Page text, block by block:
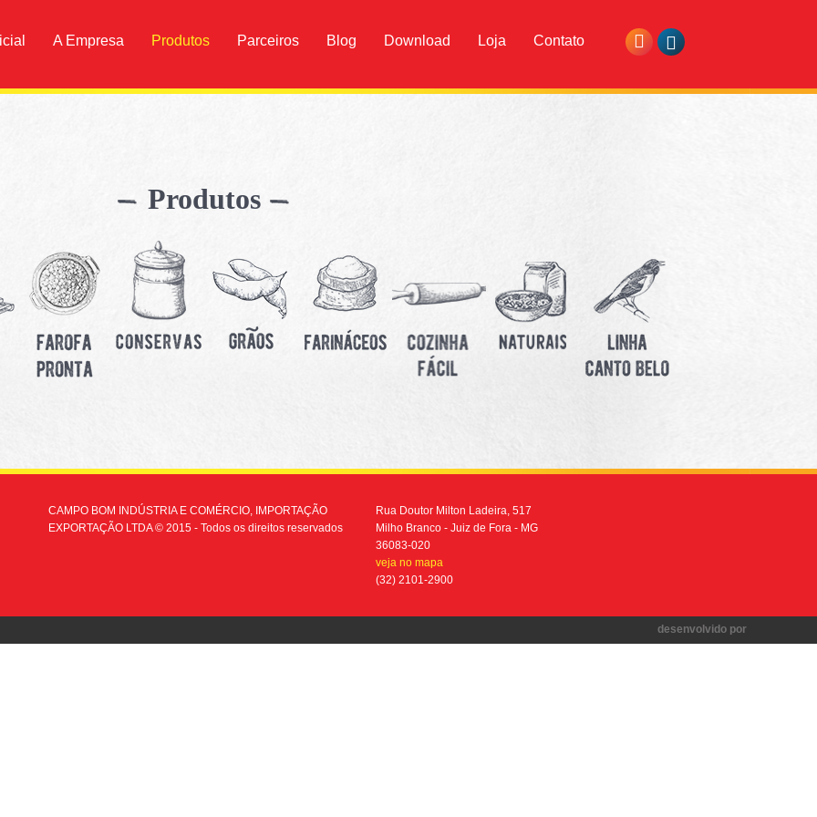
A Empresa Produtos Parceiros Blog Download Loja Contato
Produtos
CAMPO BOM INDÚSTRIA E COMÉRCIO, IMPORTAÇÃO
EXPORTAÇÃO LTDA © 2015 - Todos os direitos reservados
Rua Doutor Milton Ladeira, 517
Milho Branco - Juiz de Fora - MG
36083-020
veja no mapa
(32) 2101-2900
desenvolvido por